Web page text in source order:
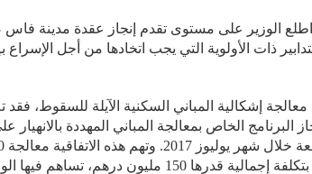
اطلع الوزير على مستوى تقدم إنجاز عقدة مدينة
ذات الأولوية التي يجب اتخادها من أجل
إشكالية المباني السكنية الآيلة للسقوط، فقد
البرنامج الخاص بمعالجة المباني المهددة